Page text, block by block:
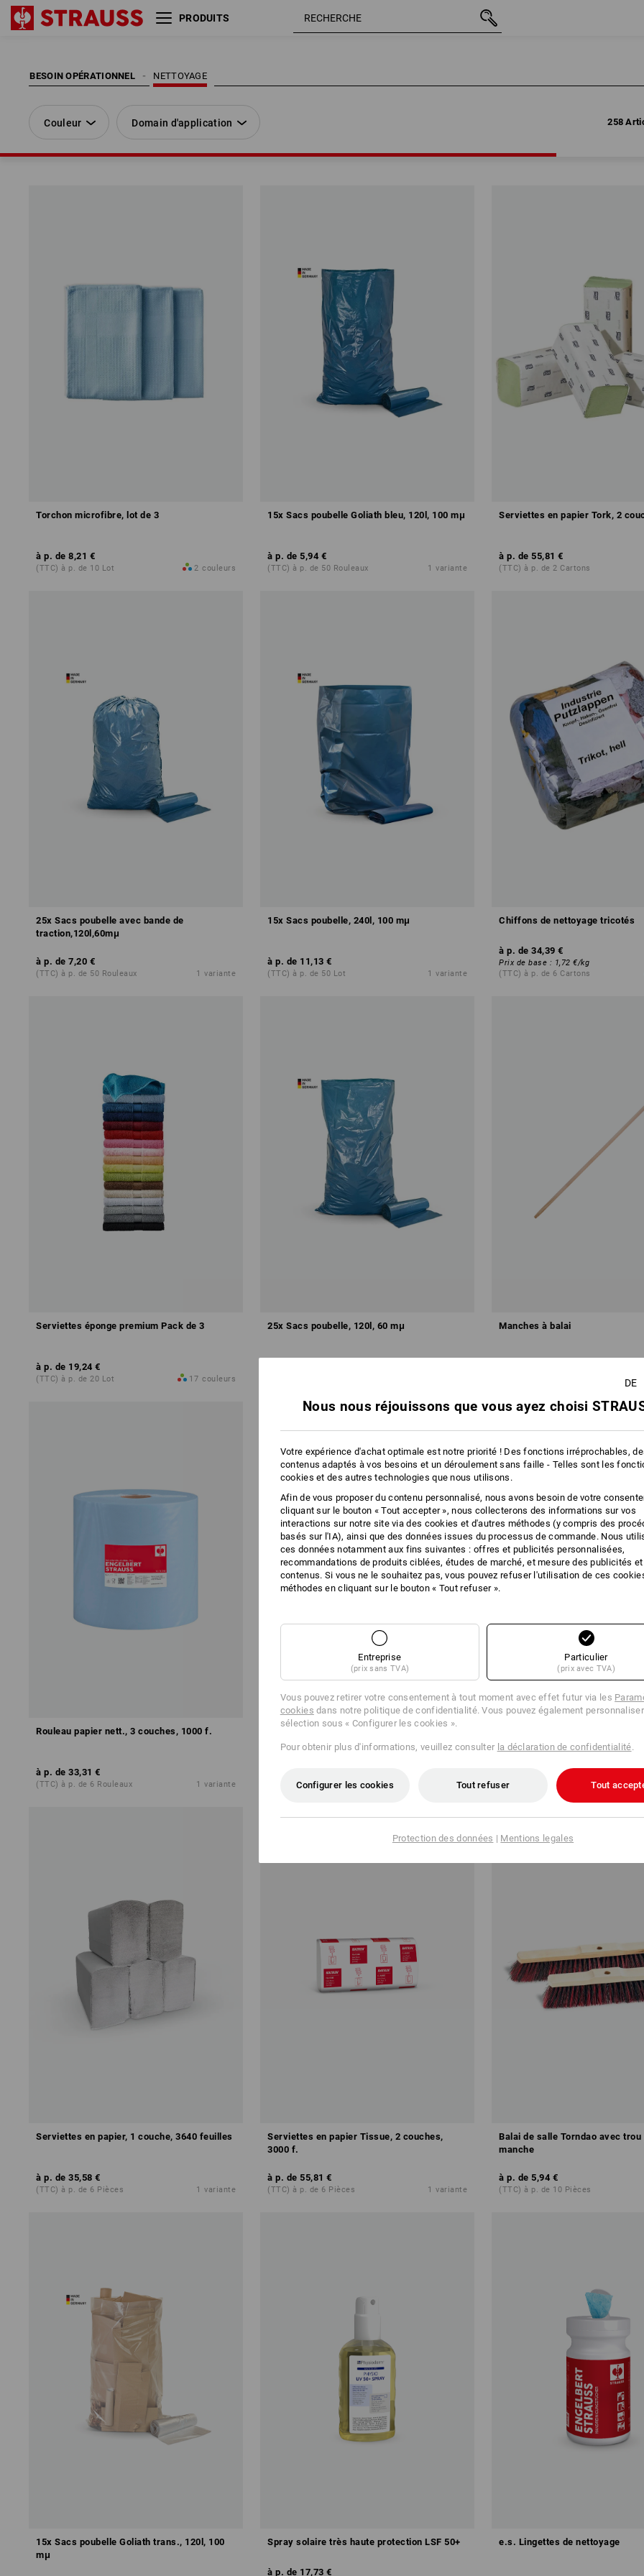
PRODUITS
BESOIN OPÉRATIONNEL NETTOYAGE
Couleur Domain d'application 258
Couleur Domain d'application
Torchon microfibre, lot de 3
à p. de 8,21 €
(TTC) à p. de 10 Lot 2 couleurs
15x Sacs poubelle Goliath bleu, 120l, 100 mμ
à p. de 5,94 €
(TTC) à p. de 50 Rouleaux 1 variante
Serviettes en papier Tork, 2
à p. de 55,81 €
(TTC) à p. de 2 Cartons
25x Sacs poubelle avec bande de
traction,120l,60mμ
à p. de 7,20 €
(TTC) à p. de 50 Rouleaux 1 variante
15x Sacs poubelle, 240l, 100 mμ
à p. de 11,13 €
(TTC) à p. de 50 Lot 1 variante
Chiffons de nettoyage tricotés
à p. de 34,39 €
Prix de base : 1,72 €/kg
(TTC) à p. de 6 Cartons
Serviettes éponge premium Pack de 3
à p. de 19,24 €
(TTC) à p. de 20 Lot 17 couleurs
25x Sacs poubelle, 120l, 60 mμ Manches à balai
Rouleau papier nett., 3 couches, 1000 f.
à p. de 33,31 €
(TTC) à p. de 6 Rouleaux 1 variante
Papier toilette 3 épaisseurs, 72 rouleaux
(TTC) à p. de 2 Lot variante
couches,1500 feu.
27,36 €
(TTC) à p. de 6 Rouleaux
Serviettes en papier, 1 couche, 3640 feuilles
à p. de 35,58 €
(TTC) à p. de 6 Pièces 1 variante
Serviettes en papier Tissue, 2 couches,
3000 f.
à p. de 55,81 €
(TTC) à p. de 6 Pièces 1 variante
Balai de salle Torndao avec trou
manche
à p. de 5,94 €
(TTC) à p. de 10 Pièces
15x Sacs poubelle Goliath trans., 120l, 100
mμ
Spray solaire très haute protection LSF 50+
à p. de 17,73 €
e.s. Lingettes de nettoyage
DE
Nous nous réjouissons que vous ayez choisi
Votre expérience d'achat optimale est notre priorité ! Des fonctions irréprochables,
contenus adaptés à vos besoins et un déroulement sans faille - Telles sont les
cookies et des autres technologies que nous utilisons.
Afin de vous proposer du contenu personnalisé, nous avons besoin de votre
cliquant sur le bouton « Tout accepter », nous collecterons des informations sur vos
interactions sur notre site via des cookies et d'autres méthodes (y compris des
basés sur l'IA), ainsi que des données issues du processus de commande. Nous
ces données notamment aux fins suivantes : offres et publicités personnalisées,
recommandations de produits ciblées, études de marché, et mesure des publicités et
contenus. Si vous ne le souhaitez pas, vous pouvez refuser l'utilisation de ces
méthodes en cliquant sur le bouton « Tout refuser ».
Entreprise
(prix sans TVA)
Particulier
(prix avec TVA)
Vous pouvez retirer votre consentement à tout moment avec effet futur via les
cookies dans notre politique de confidentialité. Vous pouvez également
sélection sous « Configurer les cookies ».
Pour obtenir plus d'informations, veuillez consulter la déclaration de confidentialité.
Configurer les cookies Tout refuser Tout
Protection des données | Mentions legales